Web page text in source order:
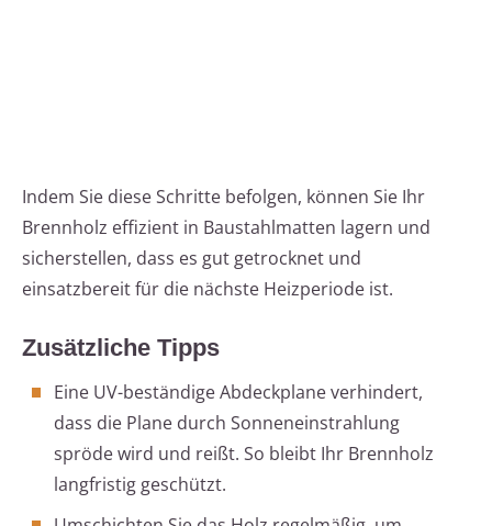
Indem Sie diese Schritte befolgen, können Sie Ihr
Brennholz effizient in Baustahlmatten lagern und
sicherstellen, dass es gut getrocknet und
einsatzbereit für die nächste Heizperiode ist.
Zusätzliche Tipps
Eine UV-beständige Abdeckplane verhindert,
dass die Plane durch Sonneneinstrahlung
spröde wird und reißt. So bleibt Ihr Brennholz
langfristig geschützt.